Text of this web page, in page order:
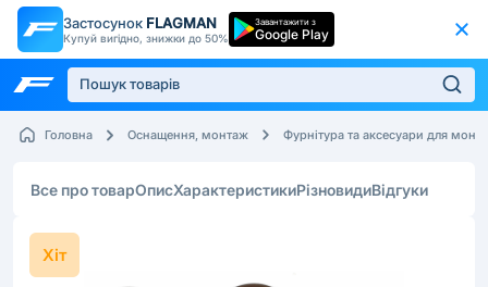
Застосунок FLAGMAN
Купуй вигідно, знижки до 50%
Завантажити з
Google Play
Головна Оснащення, монтаж Фурнітура та аксесуари для
Все про товарОписХарактеристикиРізновидиВідгуки
Хіт